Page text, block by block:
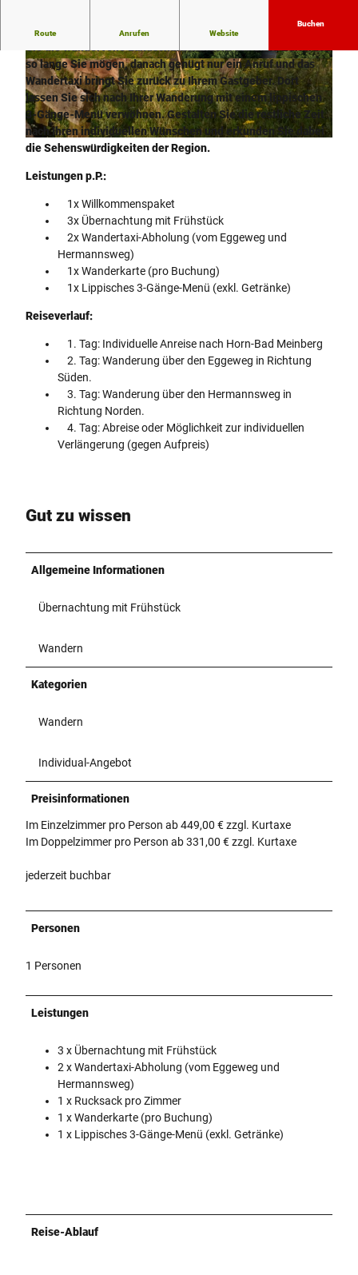
© GesUndTourismus Horn-Bad Meinberg GmbH
© Teutoburger Wald Tourismus, Tourismus NR
W e. V.
© Teutoburger Wald Tourismus, D. Ketz
Route Anrufen Website
Buchen
Werden Sie zum teutonischen Gipfelstürmer und genießen
so lange Sie mögen, danach genügt nur ein Anruf und das
Wandertaxi bringt Sie zurück zu Ihrem Gastgeber. Dort
lassen Sie sich nach Ihrer Wanderung mit einem lippischen
3-Gänge-Menü verwöhnen. Gestalten Sie die restliche Zeit
nach Ihren individuellen Wünschen und erkunden Sie dabei
die Sehenswürdigkeiten der Region.
Leistungen p.P.:
1x Willkommenspaket
3x Übernachtung mit Frühstück
2x Wandertaxi-Abholung (vom Eggeweg und
Hermannsweg)
1x Wanderkarte (pro Buchung)
1x Lippisches 3-Gänge-Menü (exkl. Getränke)
Reiseverlauf:
1. Tag: Individuelle Anreise nach Horn-Bad Meinberg
2. Tag: Wanderung über den Eggeweg in Richtung
Süden.
3. Tag: Wanderung über den Hermannsweg in
Richtung Norden.
4. Tag: Abreise oder Möglichkeit zur individuellen
Verlängerung (gegen Aufpreis)
Gut zu wissen
Allgemeine Informationen
Übernachtung mit Frühstück
Wandern
Kategorien
Wandern
Individual-Angebot
Preisinformationen
Im Einzelzimmer pro Person ab 449,00 € zzgl. Kurtaxe
Im Doppelzimmer pro Person ab 331,00 € zzgl. Kurtaxe
jederzeit buchbar
Personen
1 Personen
Leistungen
3 x Übernachtung mit Frühstück
2 x Wandertaxi-Abholung (vom Eggeweg und
Hermannsweg)
1 x Rucksack pro Zimmer
1 x Wanderkarte (pro Buchung)
1 x Lippisches 3-Gänge-Menü (exkl. Getränke)
Reise-Ablauf